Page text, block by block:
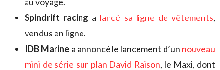
Spindrift racing a lancé sa ligne de vêtements,
vendus en ligne.
IDB Marine a annoncé le lancement d’un nouveau
mini de série sur plan David Raison, le Maxi, dont